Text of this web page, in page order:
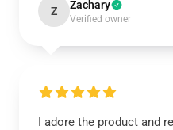
Z Zachary
Verified owner
I adore the product and